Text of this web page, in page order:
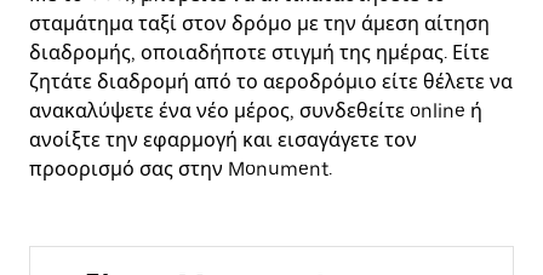
σταμάτημα ταξί στον δρόμο με την άμεση αίτηση
διαδρομής, οποιαδήποτε στιγμή της ημέρας. Είτε
ζητάτε διαδρομή από το αεροδρόμιο είτε θέλετε να
ανακαλύψετε ένα νέο μέρος, συνδεθείτε online ή
ανοίξτε την εφαρμογή και εισαγάγετε τον
προορισμό σας στην Monument.